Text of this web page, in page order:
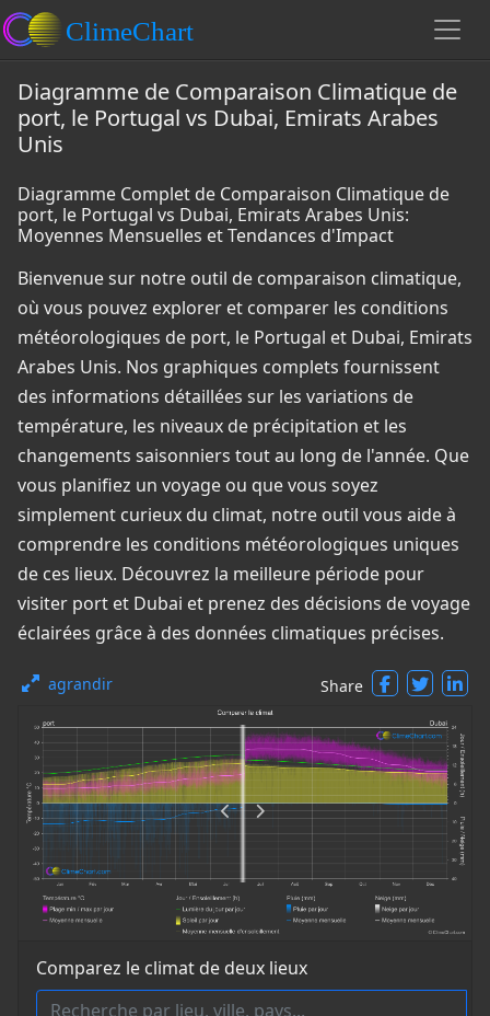
Diagramme de Comparaison Climatique de
port, le Portugal vs Dubai, Emirats Arabes
Unis
Diagramme Complet de Comparaison Climatique de
port, le Portugal vs Dubai, Emirats Arabes Unis:
Moyennes Mensuelles et Tendances d'Impact
Bienvenue sur notre outil de comparaison climatique,
où vous pouvez explorer et comparer les conditions
météorologiques de port, le Portugal et Dubai, Emirats
Arabes Unis. Nos graphiques complets fournissent
des informations détaillées sur les variations de
température, les niveaux de précipitation et les
changements saisonniers tout au long de l'année. Que
vous planifiez un voyage ou que vous soyez
simplement curieux du climat, notre outil vous aide à
comprendre les conditions météorologiques uniques
de ces lieux. Découvrez la meilleure période pour
visiter port et Dubai et prenez des décisions de voyage
éclairées grâce à des données climatiques précises.
agrandir Share
Comparez le climat de deux lieux